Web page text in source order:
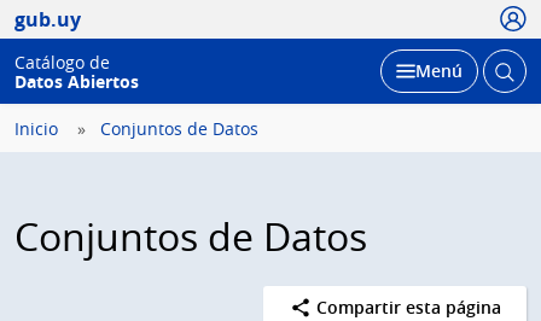
gub.uy
Catálogo de
Datos Abiertos
Desplegar
Menú Abrir
Inicio Conjuntos de Datos
Conjuntos de Datos
Compartir esta página